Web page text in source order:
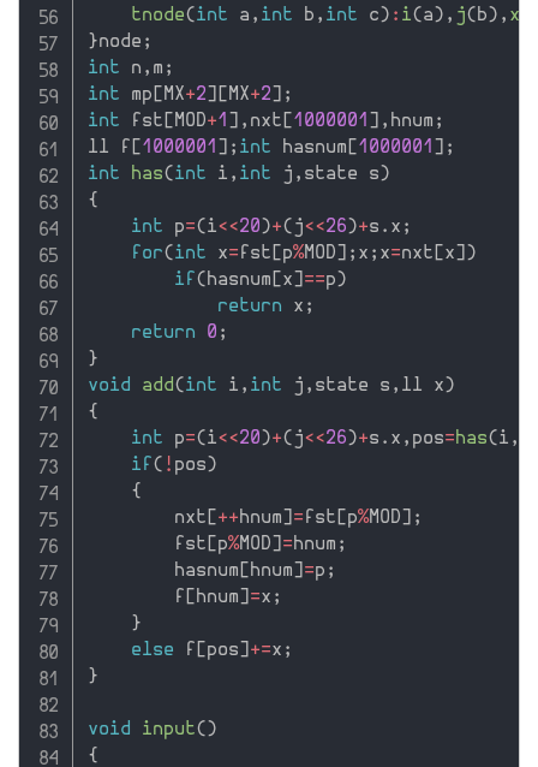
tnode( int a , int b , int c ) : i( a ) , j( b ) , x
}node ;
int n , m ;
int mp MX+2 MX+2
;
int fst MOD+1 , nxt 1000001 , hnum ;
ll f
1000001 ; int hasnum 1000001
;
int
has( int i , int j , state s )
{
int p=( i<<20 )+( j<<26 )+s . x ;
for( int x= fst p%MOD ; x ; x=nxt x
)
if ( hasnum x ==p )
return x ;
return
0 ;
}
void
add ( int i , int j , state s , ll x )
{
int p=( i<<20 )+( j<<26 )+s . x , pos= has( i ,
if ( ! pos )
{
        nxt
++ hnum = fst p%MOD
;
        fst
p%MOD = hnum ;
        hasnum
hnum =p ;
        f
hnum =x ;
}
else f pos +=x ;
}
void input( )
{